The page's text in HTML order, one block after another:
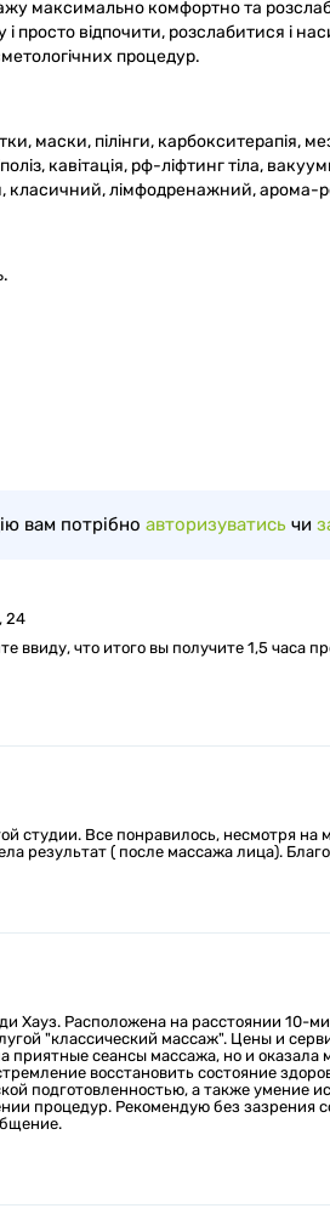
максимально комфортно та
і просто відпочити, розслабитися і
процедур.
маски, пілінги, карбокситерапія,
кавітація, рф-ліфтинг тіла,
класичний, лімфодренажний, арома-
вам потрібно авторизуватись чи
24
ввиду, что итого вы получите 1,5 часа
студии. Все понравилось, несмотря на
результат ( после массажа лица).
Хауз. Расположена на расстоянии 10-
"классический массаж". Цены и
приятные сеансы массажа, но и
восстановить состояние
подготовленностью, а также умение
процедур. Рекомендую без зазрения